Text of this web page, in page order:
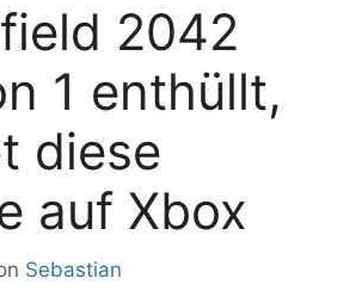
2042
1 enthüllt,
diese
auf Xbox
Sebastian